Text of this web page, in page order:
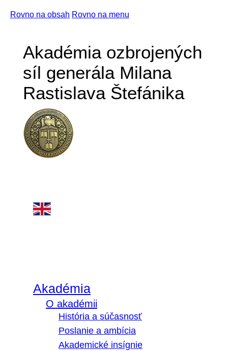
Rovno na obsah Rovno na menu
Akadémia ozbrojených
síl generála Milana
Rastislava Štefánika
Akadémia
O akadémii
História a súčasnosť
Poslanie a ambícia
Akademické insígnie